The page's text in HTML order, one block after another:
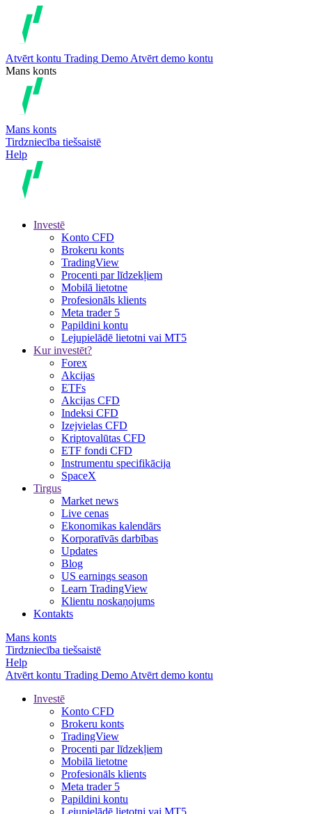
Atvērt kontu Trading Demo Atvērt demo kontu
Mans konts
Mans konts
Tirdzniecība tiešsaistē
Help
Investē
Konto CFD
Brokeru konts
TradingView
Procenti par līdzekļiem
Mobilā lietotne
Profesionāls klients
Meta trader 5
Papildini kontu
Lejupielādē lietotni vai MT5
Kur investēt?
Forex
Akcijas
ETFs
Akcijas CFD
Indeksi CFD
Izejvielas CFD
Kriptovalūtas CFD
ETF fondi CFD
Instrumentu specifikācija
SpaceX
Tirgus
Market news
Live cenas
Ekonomikas kalendārs
Korporatīvās darbības
Updates
Blog
US earnings season
Learn TradingView
Klientu noskaņojums
Kontakts
Mans konts
Tirdzniecība tiešsaistē
Help
Atvērt kontu Trading Demo Atvērt demo kontu
Investē
Konto CFD
Brokeru konts
TradingView
Procenti par līdzekļiem
Mobilā lietotne
Profesionāls klients
Meta trader 5
Papildini kontu
Lejupielādē lietotni vai MT5